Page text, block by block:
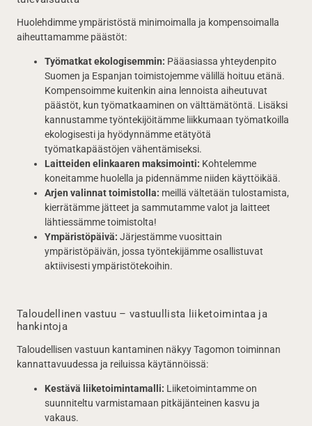
Huolehdimme ympäristöstä minimoimalla ja kompensoimalla
aiheuttamamme päästöt:
Työmatkat ekologisemmin: Pääasiassa yhteydenpito
Suomen ja Espanjan toimistojemme välillä hoituu etänä.
Kompensoimme kuitenkin aina lennoista aiheutuvat
päästöt, kun työmatkaaminen on välttämätöntä. Lisäksi
kannustamme työntekijöitämme liikkumaan työmatkoilla
ekologisesti ja hyödynnämme etätyötä
työmatkapäästöjen vähentämiseksi.
Laitteiden elinkaaren maksimointi: Kohtelemme
koneitamme huolella ja pidennämme niiden käyttöikää.
Arjen valinnat toimistolla: meillä vältetään tulostamista,
kierrätämme jätteet ja sammutamme valot ja laitteet
lähtiessämme toimistolta!
Ympäristöpäivä: Järjestämme vuosittain
ympäristöpäivän, jossa työntekijämme osallistuvat
aktiivisesti ympäristötekoihin.
Taloudellinen vastuu – vastuullista liiketoimintaa ja
hankintoja
Taloudellisen vastuun kantaminen näkyy Tagomon toiminnan
kannattavuudessa ja reiluissa käytännöissä:
Kestävä liiketoimintamalli: Liiketoimintamme on
suunniteltu varmistamaan pitkäjänteinen kasvu ja
vakaus.